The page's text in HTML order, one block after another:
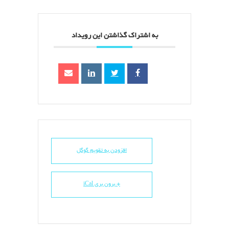
به اشتراک گذاشتن این رویداد
افزودن به تقویم گوگل
+ برون بری iCal